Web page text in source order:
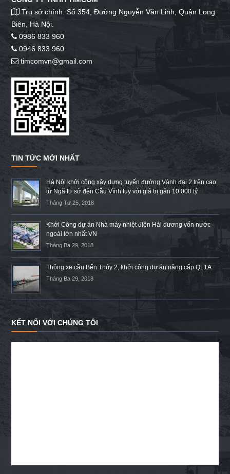
Trụ sở chính: Số 354, Đường Nguyễn Văn Linh, Quận Long
Biên, Hà Nội.
0986 833 960
0946 833 960
timcomvn@gmail.com
TIN TỨC MỚI NHẤT
Hà Nội khởi công xây dựng tuyến đường Vành đai 2 trên cao
từ Ngã tư sở đến Cầu Vĩnh tuy với giá trị gần 10.000 tỷ
Tháng Tư 25, 2018
Khởi Công dự án Nhà máy nhiệt điện Hải dương vốn nước
ngoài lớn nhất VN
Tháng Ba 29, 2018
Thông xe cầu Bến Thủy 2, khởi công dự án nâng cấp QL1A
Tháng Ba 29, 2018
KẾT NỐI VỚI CHÚNG TÔI